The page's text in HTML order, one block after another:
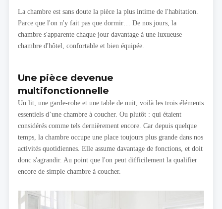
La chambre est sans doute la pièce la plus intime de l'habitation.
Parce que l'on n'y fait pas que dormir… De nos jours, la
chambre s'apparente chaque jour davantage à une luxueuse
chambre d'hôtel, confortable et bien équipée.
Une pièce devenue
multifonctionnelle
Un lit, une garde-robe et une table de nuit, voilà les trois éléments
essentiels d’une chambre à coucher. Ou plutôt : qui étaient
considérés comme tels dernièrement encore. Car depuis quelque
temps, la chambre occupe une place toujours plus grande dans nos
activités quotidiennes. Elle assume davantage de fonctions, et doit
donc s'agrandir. Au point que l'on peut difficilement la qualifier
encore de simple chambre à coucher.